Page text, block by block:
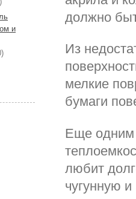
должно
Из
мелкие
бумаги
Еще одним
любит
чугунную
и